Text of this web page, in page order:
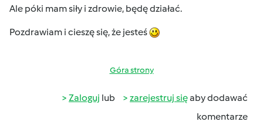
Ale póki mam siły i zdrowie, będę działać.
Pozdrawiam i cieszę się, że jesteś
Góra strony
Zaloguj lub zarejestruj sięaby dodawać
komentarze